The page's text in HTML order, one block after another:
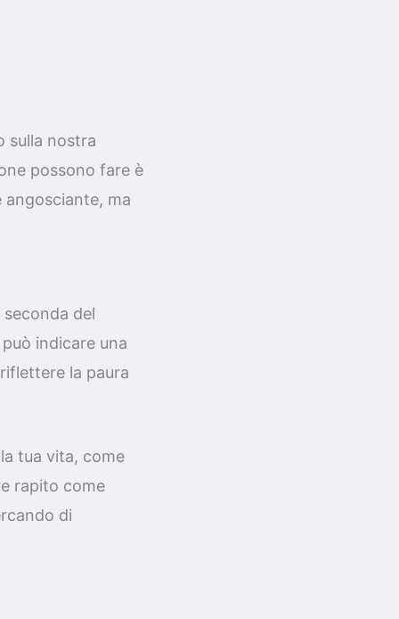
sulla nostra
possono fare è
ma
del
indicare una
la paura
tua vita, come
rapito come
di